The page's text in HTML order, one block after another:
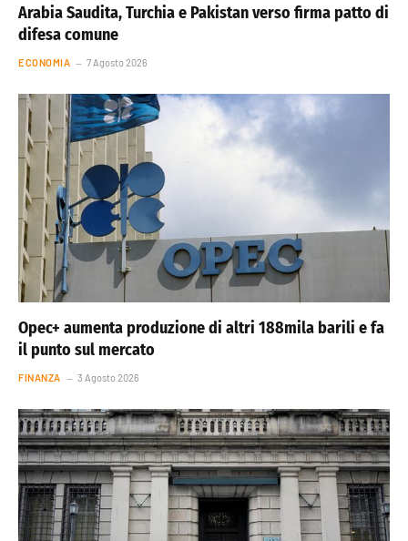
Arabia Saudita, Turchia e Pakistan verso firma patto di
difesa comune
ECONOMIA 7 Agosto 2026
Opec+ aumenta produzione di altri 188mila barili e fa
il punto sul mercato
FINANZA 3 Agosto 2026